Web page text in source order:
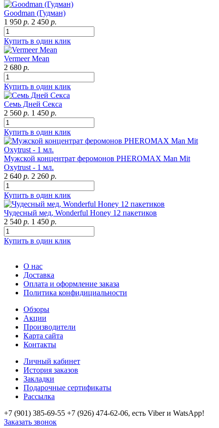
Goodman (Гудман)
1 950 р. 2 450 р.
Купить в один клик
Vermeer Mean
2 680 р.
Купить в один клик
Семь Дней Секса
2 560 р. 1 450 р.
Купить в один клик
Мужской концентрат феромонов PHEROMAX Man Mit
Oxytrust - 1 мл.
2 640 р. 2 260 р.
Купить в один клик
Чудесный мед, Wonderful Honey 12 пакетиков
2 540 р. 1 450 р.
Купить в один клик
О нас
Доставка
Оплата и оформление заказа
Политика конфидициальности
Обзоры
Акции
Производители
Карта сайта
Контакты
Личный кабинет
История заказов
Закладки
Подарочные сертификаты
Рассылка
+7 (901) 385-69-55 +7 (926) 474-62-06, есть Viber и WatsApp!
Заказать звонок